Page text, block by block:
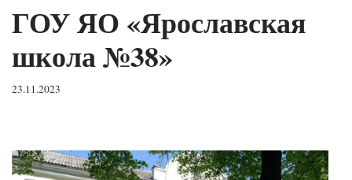
ГОУ ЯО «Ярославская
школа №38»
23.11.2023